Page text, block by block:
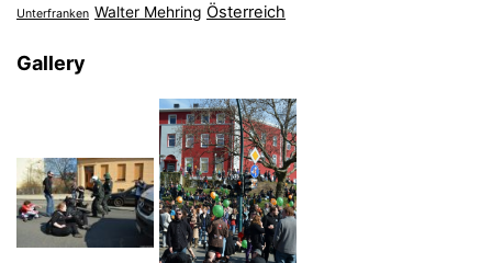
Unterfranken Walter Mehring Österreich
Gallery